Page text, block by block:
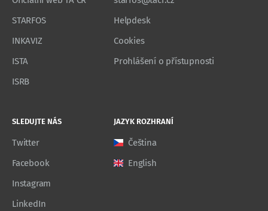
STARFOS
INKAVIZ
ISTA
ISRB
Helpdesk
Cookies
Prohlášení o přístupnosti
SLEDUJTE NÁS
Twitter
Facebook
Instagram
LinkedIn
JAZYK ROZHRANÍ
Čeština
English